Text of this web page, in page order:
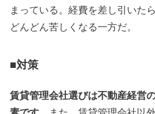
まっている。経費を差し引いた
どんどん苦しくなる一方だ。
■対策
賃貸管理会社選びは不動産経営